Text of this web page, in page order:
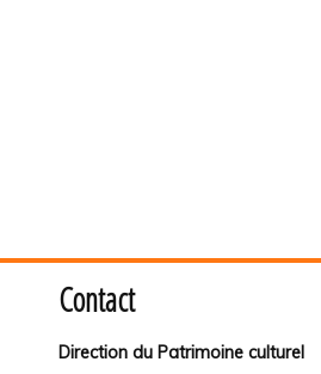
Contact
Direction du Patrimoine culturel